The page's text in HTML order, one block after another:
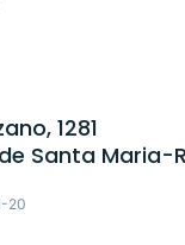
1281
Santa Maria-
20